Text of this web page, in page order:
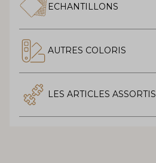
ECHANTILLONS
AUTRES COLORIS
LES ARTICLES ASSORTIS